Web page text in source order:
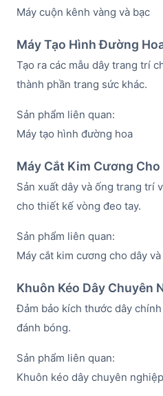
Máy cuộn kênh vàng và bạc
Máy Tạo Hình Đường
Tạo ra các mẫu dây trang trí
thành phần trang sức khác.
Sản phẩm liên quan:
Máy tạo hình đường hoa
Máy Cắt Kim Cương Cho
Sản xuất dây và ống trang trí
cho thiết kế vòng đeo tay.
Sản phẩm liên quan:
Máy cắt kim cương cho dây
Khuôn Kéo Dây Chuyên
Đảm bảo kích thước dây
đánh bóng.
Sản phẩm liên quan:
Khuôn kéo dây chuyên nghiệp